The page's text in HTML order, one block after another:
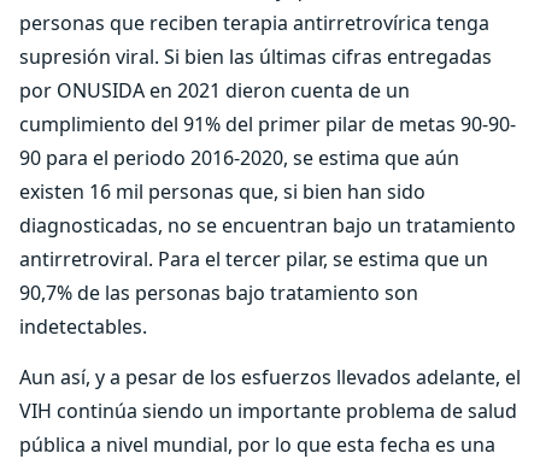
personas que reciben terapia antirretrovírica tenga
supresión viral. Si bien las últimas cifras entregadas
por ONUSIDA en 2021 dieron cuenta de un
cumplimiento del 91% del primer pilar de metas 90-90-
90 para el periodo 2016-2020, se estima que aún
existen 16 mil personas que, si bien han sido
diagnosticadas, no se encuentran bajo un tratamiento
antirretroviral. Para el tercer pilar, se estima que un
90,7% de las personas bajo tratamiento son
indetectables.
Aun así, y a pesar de los esfuerzos llevados adelante, el
VIH continúa siendo un importante problema de salud
pública a nivel mundial, por lo que esta fecha es una